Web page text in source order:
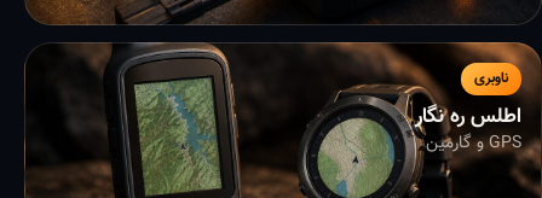
ناوبری
اطلس ره نگار
GPS و گارمین